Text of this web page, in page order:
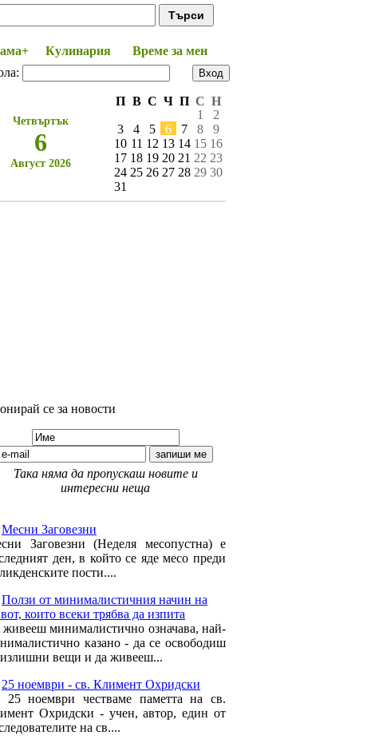
Кулинария
Време за мен
Четвъртък
6
Август 2026
П В С Ч П С Н
1
2
3
4 5 6 7 8
9
10 11 12 13 14 15 16
17 18 19 20 21 22 23
24 25 26 27 28 29 30
31
се за новости
Така няма да пропускаш новите и
интересни неща
Месни Заговезни
Заговезни (Неделя месопустна) е
ден, в който се яде месо преди
пости....
Ползи от минималистичния начин на
които всеки трябва да изпита
минималистично означава, най-
казано - да се освободиш
вещи и да живееш...
25 ноември - св. Климент Охридски
25 ноември честваме паметта на св.
Охридски - учен, автор, един от
на св....